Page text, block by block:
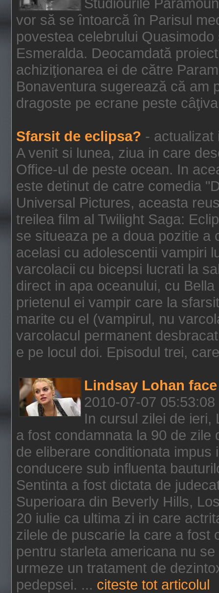
vor să se întoarcă în Parisul
povestea celebrului
Esmeralda. Deocamdată
achiziţionarea ei de către
Bonaventura sugerează că am
dragoste pe ecrane peste
Sfarsit de eclipsa? - actualizat
A venit si lunea, ziua in care
Office-ul de peste ocean. In
este detinut de catre comedia
Universal Pictures, aceasta
treilea film al Twilight Saga:
se situeaza pe a doua pozitie a
acelasi cu adolescentii vampiri
varcolacii cu bicepsi lucrati la
direct in apa oceanului, cu
prietenul ei vampir care la
marite cu el (vampirul, nu
varcolacul permanent
e pe locul doi. Episodul trei,
Lindsay Lohan
2010-07-07 05:53:08
In cursul zilei de ieri,
a fost condamnata la 90 de
de eliberare conditionata
conducere sub influenta
Sentinta a fost dictata de
Superioara din Beverly Hills,
20 iulie ca ultima zi in care
zilele de puscarie la care a fost
pentru starleta americana nu
urmeze un tratament de
pedepsei. ... citeste tot articolul